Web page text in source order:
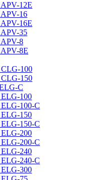
12E
16
16E
35
8
8E
100
150
C
100
100-C
150
150-C
200
200-C
240
240-C
300